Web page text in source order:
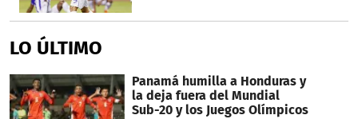
LO ÚLTIMO
Panamá humilla a Honduras y
la deja fuera del Mundial
Sub-20 y los Juegos Olímpicos